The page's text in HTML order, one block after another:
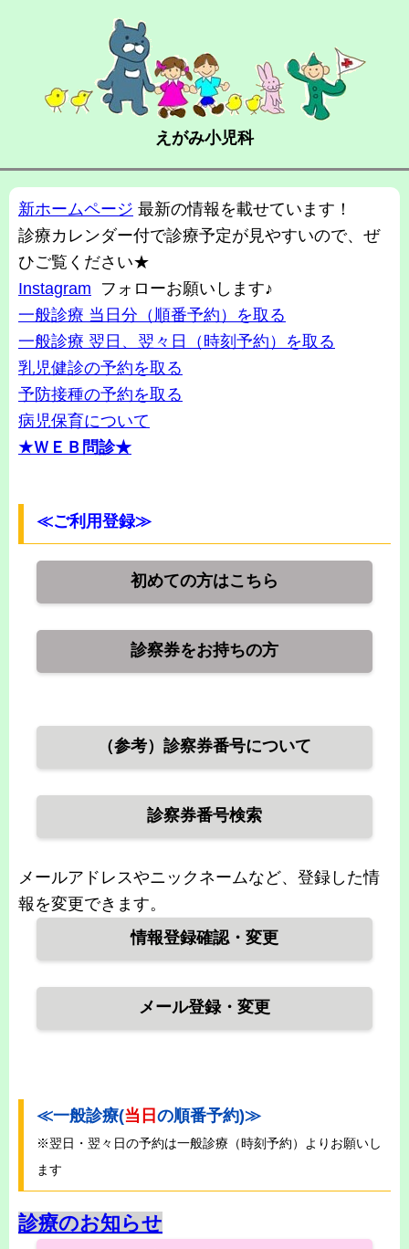
えがみ小児科
新ホームページ 最新の情報を載せています！
診療カレンダー付で診療予定が見やすいので、ぜ
ひご覧ください★
Instagram フォローお願いします♪
一般診療 当日分（順番予約）を取る
一般診療 翌日、翌々日（時刻予約）を取る
乳児健診の予約を取る
予防接種の予約を取る
病児保育について
★ＷＥＢ問診★
≪ご利用登録≫
初めての方はこちら
診察券をお持ちの方
（参考）診察券番号について
診察券番号検索
メールアドレスやニックネームなど、登録した情
報を変更できます。
情報登録確認・変更
メール登録・変更
≪一般診療(当日 の順番予約)≫
※翌日・翌々日の予約は一般診療（時刻予約）よりお願いし
ます
診療のお知らせ